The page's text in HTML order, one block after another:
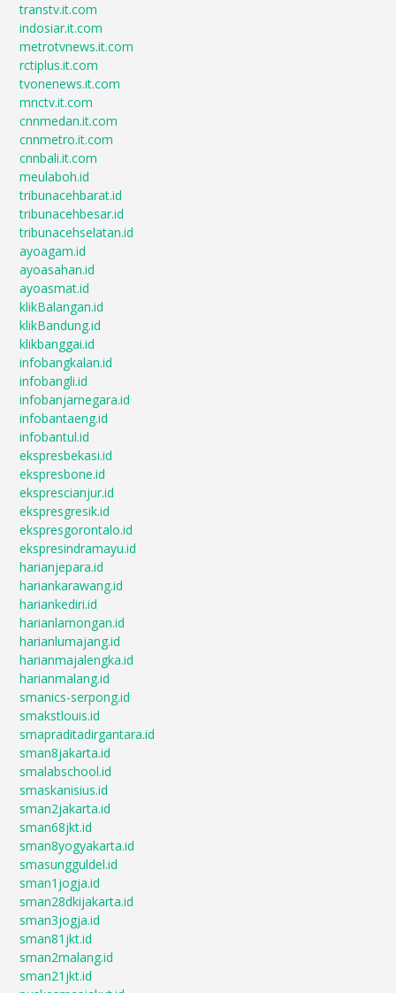
transtv.it.com
indosiar.it.com
metrotvnews.it.com
rctiplus.it.com
tvonenews.it.com
mnctv.it.com
cnnmedan.it.com
cnnmetro.it.com
cnnbali.it.com
meulaboh.id
tribunacehbarat.id
tribunacehbesar.id
tribunacehselatan.id
ayoagam.id
ayoasahan.id
ayoasmat.id
klikBalangan.id
klikBandung.id
klikbanggai.id
infobangkalan.id
infobangli.id
infobanjarnegara.id
infobantaeng.id
infobantul.id
ekspresbekasi.id
ekspresbone.id
eksprescianjur.id
ekspresgresik.id
ekspresgorontalo.id
ekspresindramayu.id
harianjepara.id
hariankarawang.id
hariankediri.id
harianlamongan.id
harianlumajang.id
harianmajalengka.id
harianmalang.id
smanics-serpong.id
smakstlouis.id
smapraditadirgantara.id
sman8jakarta.id
smalabschool.id
smaskanisius.id
sman2jakarta.id
sman68jkt.id
sman8yogyakarta.id
smasungguldel.id
sman1jogja.id
sman28dkijakarta.id
sman3jogja.id
sman81jkt.id
sman2malang.id
sman21jkt.id